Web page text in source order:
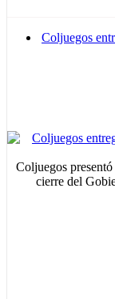
Coljuegos
Coljuegos
cierre del